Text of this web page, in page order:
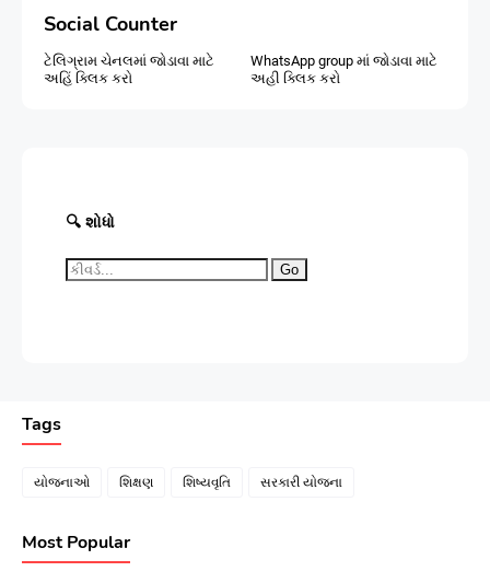
Social Counter
ટેલિગ્રામ ચેનલમાં જોડાવા માટે
અહિં ક્લિક કરો
WhatsApp group માં જોડાવા માટે
અહી ક્લિક કરો
🔍 શોધો
Go
Tags
યોજનાઓ શિક્ષણ શિષ્યવૃતિ સરકારી યોજના
Most Popular